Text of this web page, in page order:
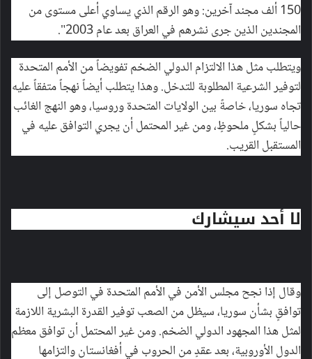
150 ألف مجند آخرين: وهو الرقم الذي يساوي أعلى مستوى من
المجندين الذين جرى نشرهم في العراق بعد عام 2003".
ويتطلب مثل هذا الالتزام الدولي الضخم تفويضاً من الأمم المتحدة
لتوفير الشرعية المطلوبة للتدخل. وهذا يتطلب أيضاً نهجاً متفقاً عليه
تجاه سوريا، خاصةً بين الولايات المتحدة وروسيا، وهو النهج الغائب
حالياً بشكلٍ ملحوظٍ، ومن غير المحتمل أن يجري التوافق عليه في
المستقبل القريب.
لا أحد سيشارك
وقال إذا نجح مجلس الأمن في الأمم المتحدة في التوصل إلى
توافقٍ بشأن سوريا، سيظل من الصعب توفير القدرة البشرية اللازمة
لمثل هذا المجهود الدولي الضخم. ومن غير المحتمل أن توافق معظم
الدول الأوروبية، بعد عقدٍ من الحروب في أفغانستان والتزامها